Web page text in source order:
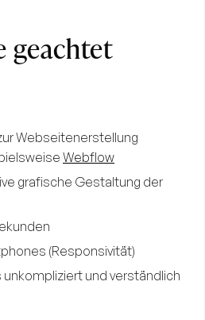
geachtet
Webseitenerstellung
Webflow
grafische Gestaltung der
(Responsivität)
und verständlich